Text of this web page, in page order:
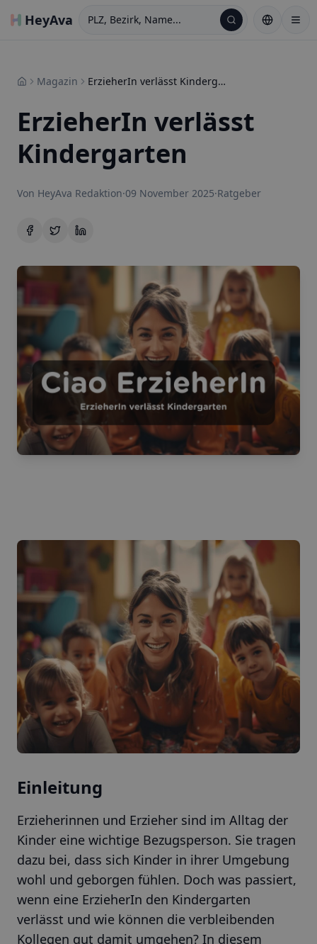
HeyAva PLZ, Bezirk, Name...
HomeMagazin ErzieherIn verlässt Kindergarten
ErzieherIn verlässt
Kindergarten
Von HeyAva Redaktion·09 November 2025·Ratgeber
Einleitung
Erzieherinnen und Erzieher sind im Alltag der
Kinder eine wichtige Bezugsperson. Sie tragen
dazu bei, dass sich Kinder in ihrer Umgebung
wohl und geborgen fühlen. Doch was passiert,
wenn eine ErzieherIn den Kindergarten
verlässt und wie können die verbleibenden
Kollegen gut damit umgehen? In diesem